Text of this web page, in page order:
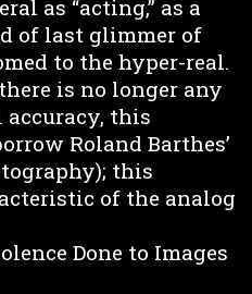
as “acting,” as a
of last glimmer of
to the hyper-real.
is no longer any
this
Roland Barthes’
this
of the analog
Done to Images